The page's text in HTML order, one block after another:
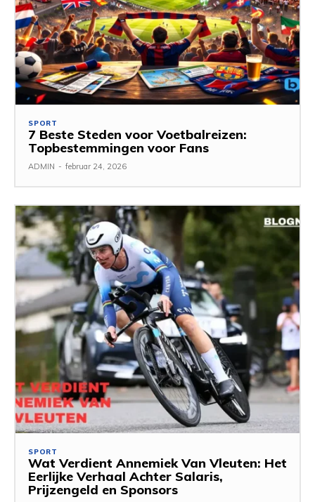
SPORT
7 Beste Steden voor Voetbalreizen:
Topbestemmingen voor Fans
ADMIN - februar 24, 2026
SPORT
Wat Verdient Annemiek Van Vleuten: Het
Eerlijke Verhaal Achter Salaris,
Prijzengeld en Sponsors